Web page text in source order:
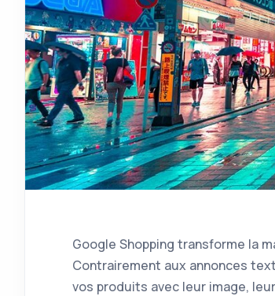
Google Shopping transforme la
Contrairement aux annonces
vos produits avec leur image,